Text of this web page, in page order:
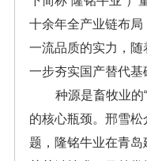
十余年全产业链布
一流品质的实力，
一步夯实国产替代基
种源是畜牧业的
的核心瓶颈。邢雪松
题，隆铭牛业在青